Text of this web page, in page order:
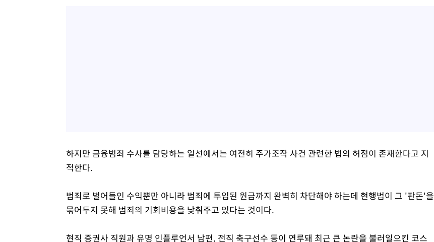
하지만 금융범죄 수사를 담당하는 일선에서는 여전히 주가조작 사건 관련한 법의 허점이 존재한다고 지
적한다.
범죄로 벌어들인 수익뿐만 아니라 범죄에 투입된 원금까지 완벽히 차단해야 하는데 현행법이 그 '판돈'을
묶어두지 못해 범죄의 기회비용을 낮춰주고 있다는 것이다.
현직 증권사 직원과 유명 인플루언서 남편, 전직 축구선수 등이 연루돼 최근 큰 논란을 불러일으킨 코스